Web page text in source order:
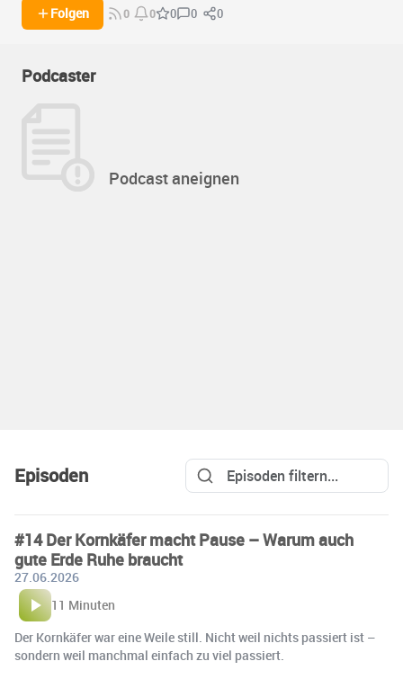
Folgen 0 0 0 0 0
Podcaster
Podcast aneignen
Episoden
#14 Der Kornkäfer macht Pause – Warum auch
gute Erde Ruhe braucht
27.06.2026
11 Minuten
Der Kornkäfer war eine Weile still. Nicht weil nichts passiert ist –
sondern weil manchmal einfach zu viel passiert.